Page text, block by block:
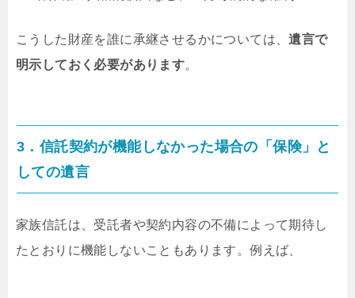
こうした財産を誰に承継させるかについては、遺言で
明示しておく必要があります。
3．信託契約が機能しなかった場合の「保険」と
しての遺言
家族信託は、受託者や契約内容の不備によって期待し
たとおりに機能しないこともあります。例えば、